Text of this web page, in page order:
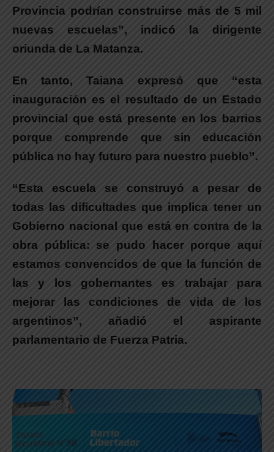
Provincia podrían construirse más de 5 mil
nuevas escuelas”, indicó la dirigente
oriunda de La Matanza.
En tanto,Taiana expresó que “esta
inauguración es el resultado de un Estado
provincial que está presente en los barrios
porque comprende que sin educación
pública no hay futuro para nuestro pueblo”.
“Esta escuela se construyó a pesar de
todas las dificultades que implica tener un
Gobierno nacional que está en contra de la
obra pública: se pudo hacer porque aquí
estamos convencidos de que la función de
las y los gobernantes es trabajar para
mejorar las condiciones de vida de los
argentinos”, añadió el aspirante
parlamentario de Fuerza Patria.